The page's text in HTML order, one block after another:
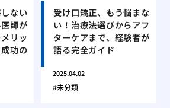
ない
師が
リッ
功の
受け口矯正、もう悩まな
い！治療法選びからアフ
ターケアまで、経験者が
語る完全ガイド
2025.04.02
未分類